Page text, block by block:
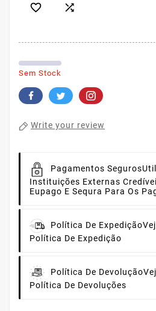
 
Sem Stock
Write your review
Pagamentos Seguros
Instituições Externas
Eupago E Sequra Para Os
Política De Expedição
Política De Expedição
Política De Devolução
Política De Devoluções